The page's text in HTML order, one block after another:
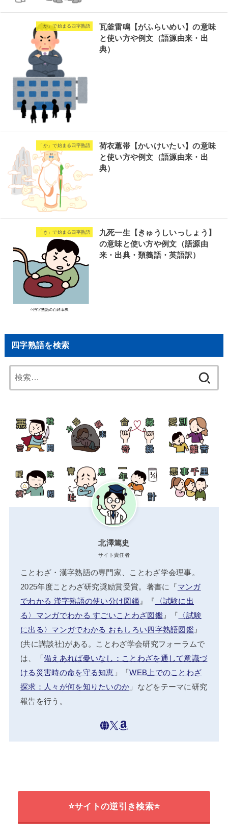
「か」で始まる四字熟語
瓦釜雷鳴【がふらいめい】の意味
と使い方や例文（語源由来・出
典）
「か」で始まる四字熟語
荷衣蕙帯【かいけいたい】の意味
と使い方や例文（語源由来・出
典）
「き」で始まる四字熟語
九死一生【きゅうしいっしょう】
の意味と使い方や例文（語源由
来・出典・類義語・英語訳）
四字熟語を検索
索:
北澤篤史
サイト責任者
ことわざ・漢字熟語の専門家、ことわざ学会理事。
2025年度ことわざ研究奨励賞受賞。著書に『マンガ
でわかる 漢字熟語の使い分け図鑑』『 〈試験に出
る〉マンガでわかる すごいことわざ図鑑』『 〈試験
に出る〉マンガでわかる おもしろい四字熟語図鑑』
(共に講談社)がある。ことわざ学会研究フォーラムで
は、「備えあれば憂いなし：ことわざを通して意識づ
ける災害時の命を守る知恵 」「WEB上でのことわざ
探求：人々が何を知りたいのか 」などをテーマに研究
報告を行う。
⭐サイトの逆引き検索⭐